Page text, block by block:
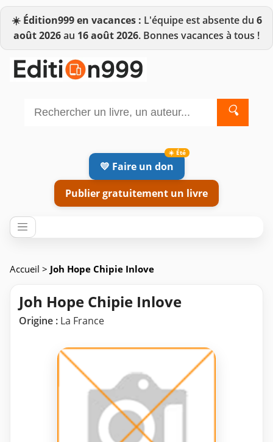
☀️ Édition999 en vacances : L'équipe est absente du 6
août 2026au 16 août 2026. Bonnes vacances à tous !
🔍
💛 Faire un don
Publier gratuitement un livre
Accueil > Joh Hope Chipie Inlove
Joh Hope Chipie Inlove
Origine : La France